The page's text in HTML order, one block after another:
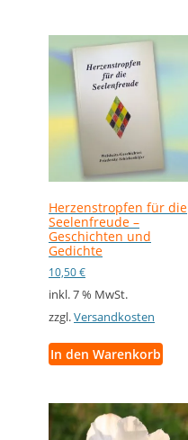
Herzenstropfen für die
Seelenfreude –
Geschichten und
Gedichte
10,50€
inkl. 7 % MwSt.
zzgl.Versandkosten
In den Warenkorb